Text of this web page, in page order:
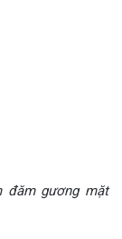
đăm gương mặt